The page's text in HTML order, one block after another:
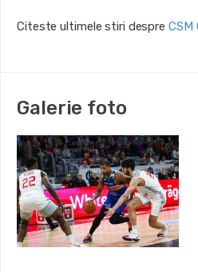
Citeste ultimele stiri despre CSM
Galerie foto